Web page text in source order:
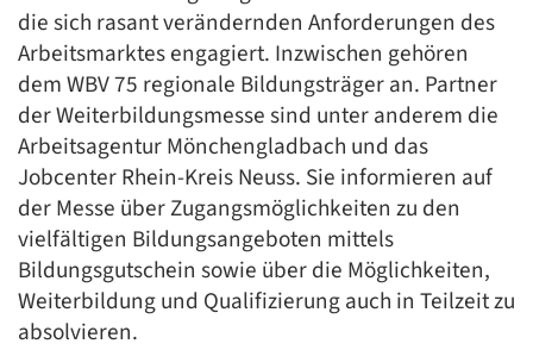
die sich rasant verändernden Anforderungen des
Arbeitsmarktes engagiert. Inzwischen gehören
dem WBV 75 regionale Bildungsträger an. Partner
der Weiterbildungsmesse sind unter anderem die
Arbeitsagentur Mönchengladbach und das
Jobcenter Rhein-Kreis Neuss. Sie informieren auf
der Messe über Zugangsmöglichkeiten zu den
vielfältigen Bildungsangeboten mittels
Bildungsgutschein sowie über die Möglichkeiten,
Weiterbildung und Qualifizierung auch in Teilzeit zu
absolvieren.